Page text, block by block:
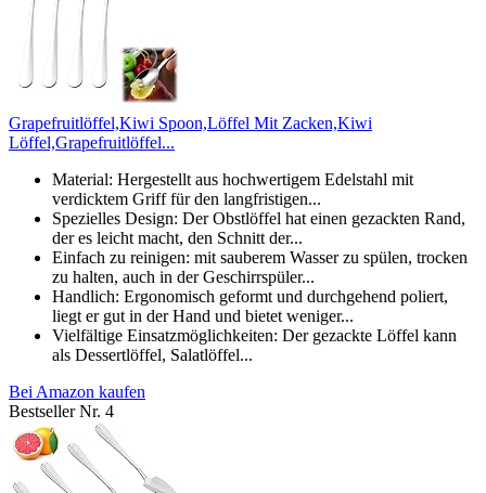
Grapefruitlöffel,Kiwi Spoon,Löffel Mit Zacken,Kiwi
Löffel,Grapefruitlöffel...
Material: Hergestellt aus hochwertigem Edelstahl mit
verdicktem Griff für den langfristigen...
Spezielles Design: Der Obstlöffel hat einen gezackten Rand,
der es leicht macht, den Schnitt der...
Einfach zu reinigen: mit sauberem Wasser zu spülen, trocken
zu halten, auch in der Geschirrspüler...
Handlich: Ergonomisch geformt und durchgehend poliert,
liegt er gut in der Hand und bietet weniger...
Vielfältige Einsatzmöglichkeiten: Der gezackte Löffel kann
als Dessertlöffel, Salatlöffel...
Bei Amazon kaufen
Bestseller Nr. 4